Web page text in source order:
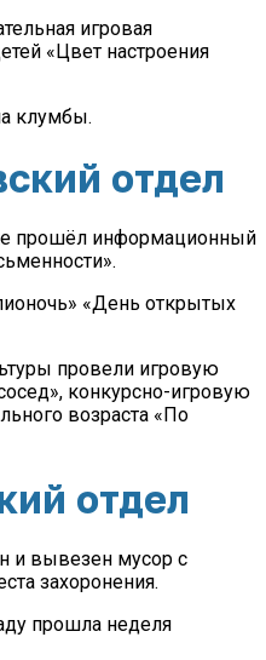
игровая
«Цвет настроения
клумбы.
отдел
прошёл информационный
«День открытых
провели игровую
конкурсно-игровую
возраста «По
отдел
и вывезен мусор с
захоронения.
прошла неделя